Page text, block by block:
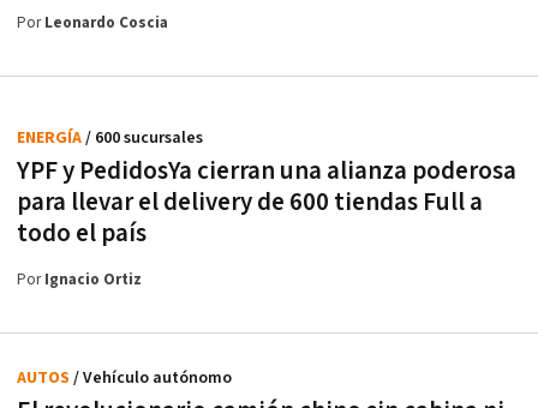
PorLeonardo Coscia
YPF y PedidosYa cierran una alianza poderosa
para llevar el delivery de 600 tiendas Full a
todo el país
ENERGÍA/ 600 sucursales
PorIgnacio Ortiz
AUTOS / Vehículo autónomo